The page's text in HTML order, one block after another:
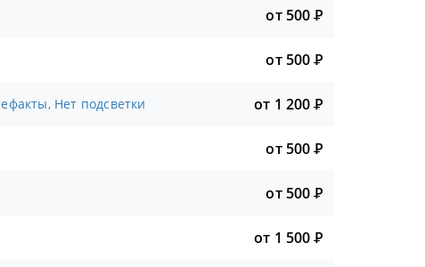
от 500Р
от 500Р
Нет подсветки от 1 200Р
от 500Р
от 500Р
от 1 500Р